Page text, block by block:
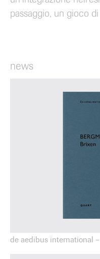
passaggio, un gioco
news
de aedibus international